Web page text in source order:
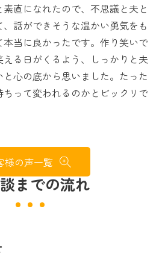
直になれたので、不思議と夫と
話ができそうな温かい勇気をも
本当に良かったです。作り笑いで
る日がくるよう、しっかりと夫
心の底から思いました。たった
って変われるのかとビックリで
様の声一覧
までの流れ